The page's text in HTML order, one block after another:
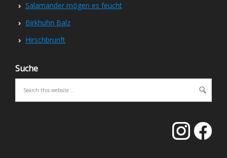
Salamander mögen es feucht
Birkhuhn Balz
Hirschbrunft
Suche